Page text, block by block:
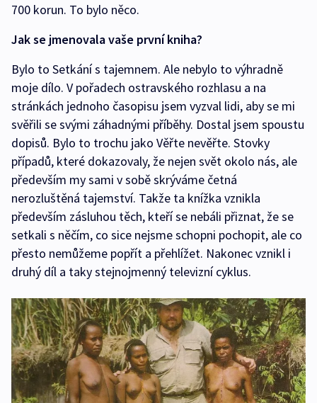
700 korun. To bylo něco.
Jak se jmenovala vaše první kniha?
Bylo to Setkání s tajemnem. Ale nebylo to výhradně
moje dílo. V pořadech ostravského rozhlasu a na
stránkách jednoho časopisu jsem vyzval lidi, aby se mi
svěřili se svými záhadnými příběhy. Dostal jsem spoustu
dopisů. Bylo to trochu jako Věřte nevěřte. Stovky
případů, které dokazovaly, že nejen svět okolo nás, ale
především my sami v sobě skrýváme četná
nerozluštěná tajemství. Takže ta knížka vznikla
především zásluhou těch, kteří se nebáli přiznat, že se
setkali s něčím, co sice nejsme schopni pochopit, ale co
přesto nemůžeme popřít a přehlížet. Nakonec vznikl i
druhý díl a taky stejnojmenný televizní cyklus.